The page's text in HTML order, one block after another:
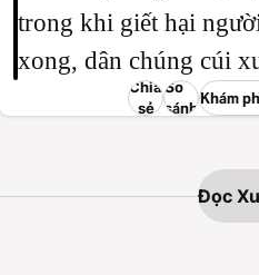
trong khi giết hại
xong, dân chúng cúi
Chia
sẻ
So
sánh
Khám
Đọc